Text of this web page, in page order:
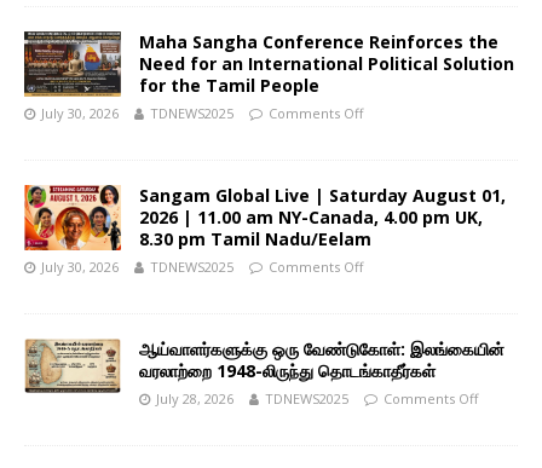
Maha Sangha Conference Reinforces the
Need for an International Political Solution
for the Tamil People
July 30, 2026 TDNEWS2025 Comments Off
Sangam Global Live | Saturday August 01,
2026 | 11.00 am NY-Canada, 4.00 pm UK,
8.30 pm Tamil Nadu/Eelam
July 30, 2026 TDNEWS2025 Comments Off
ஆய்வாளர்களுக்கு ஒரு வேண்டுகோள்: இலங்கையின்
வரலாற்றை 1948-லிருந்து தொடங்காதீர்கள்
July 28, 2026 TDNEWS2025 Comments Off